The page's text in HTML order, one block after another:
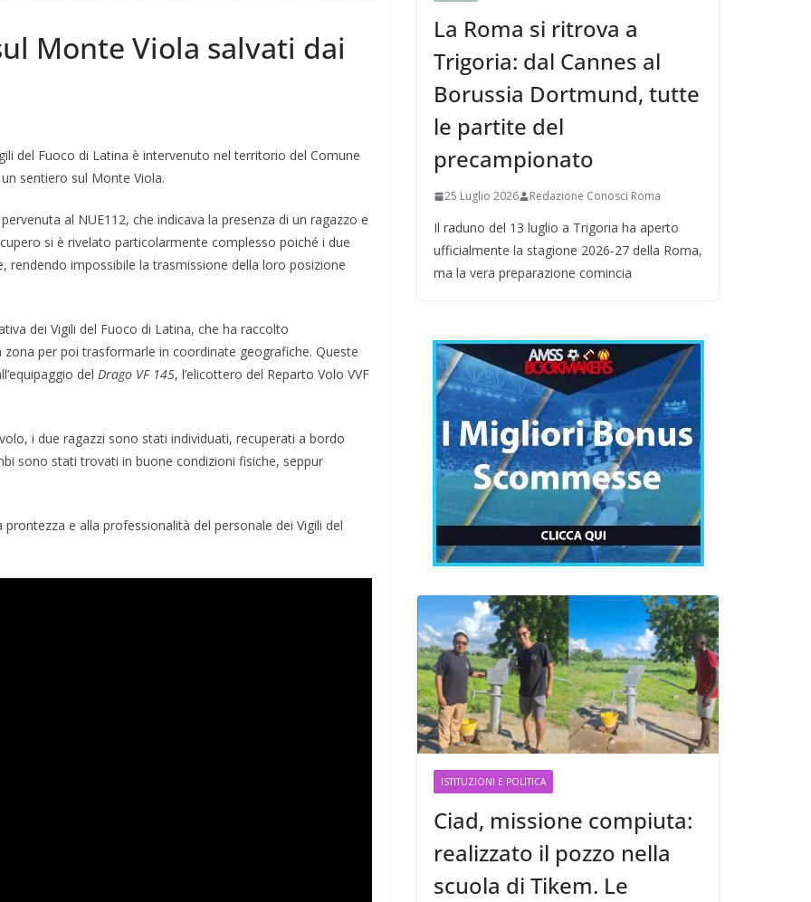
Monte Viola salvati dai
del Fuoco di Latina è intervenuto nel territorio del Comune
sentiero sul Monte Viola.
al NUE112, che indicava la presenza di un ragazzo e
si è rivelato particolarmente complesso poiché i due
impossibile la trasmissione della loro posizione
dei Vigili del Fuoco di Latina, che ha raccolto
per poi trasformarle in coordinate geografiche. Queste
del Drago VF 145, l’elicottero del Reparto Volo VVF
i due ragazzi sono stati individuati, recuperati a bordo
sono stati trovati in buone condizioni fisiche, seppur
e alla professionalità del personale dei Vigili del
La Roma si ritrova a
Trigoria: dal Cannes al
Borussia Dortmund, tutte
le partite del
precampionato
25 Luglio 2026 Redazione Conosci Roma
Il raduno del 13 luglio a Trigoria ha aperto
ufficialmente la stagione 2026-27 della Roma,
ma la vera preparazione comincia
ISTITUZIONI E POLITICA
Ciad, missione compiuta:
realizzato il pozzo nella
scuola di Tikem. Le